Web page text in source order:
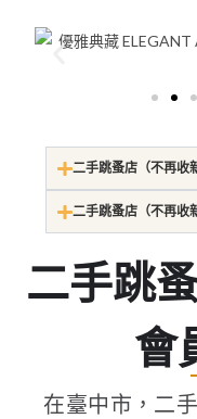
二手跳蚤店（不再收
二手跳蚤店（不再收
二手跳
會
在臺中市，二